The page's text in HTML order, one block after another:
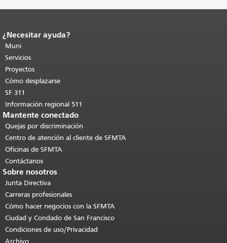
Fin del contenido de la página.
de esta página se repite en todas las
páginas.Volver al principio del
contenido principal
¿Necesitar ayuda?
Muni
Servicios
Proyectos
Cómo desplazarse
SF 311
Información regional 511
Mantente conectado
Quejas por discriminación
Centro de atención al cliente de SFMTA
Oficinas de SFMTA
Contáctanos
Sobre nosotros
Junta Directiva
Carreras profesionales
Cómo hacer negocios con la SFMTA
Ciudad y Condado de San Francisco
Condiciones de uso/Privacidad
Archivo